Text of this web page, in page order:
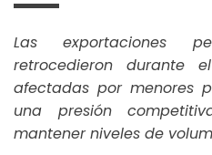
Las exportaciones
retrocedieron durante
afectadas por menores
una presión
mantener niveles de